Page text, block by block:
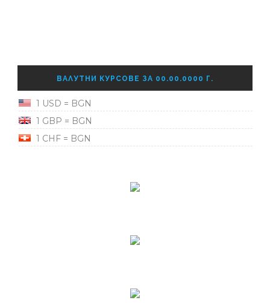
ВАЛУТНИ КУРСОВЕ ЗА 00.00.0000 Г.
1 USD = BGN
1 GBP = BGN
1 CHF = BGN